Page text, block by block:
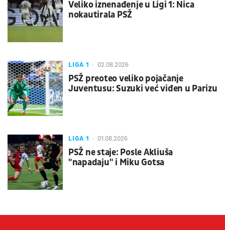
Veliko iznenađenje u Ligi 1: Nica
nokautirala PSŽ
LIGA 1 02.08.2026
PSŽ preoteo veliko pojačanje
Juventusu: Suzuki već viđen u Parizu
LIGA 1 01.08.2026
PSŽ ne staje: Posle Akliuša
"napadaju" i Miku Gotsa